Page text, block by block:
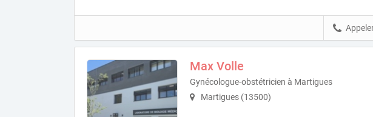
Max Volle
Gynécologue-obstétricien à Martigues
Martigues (13500)